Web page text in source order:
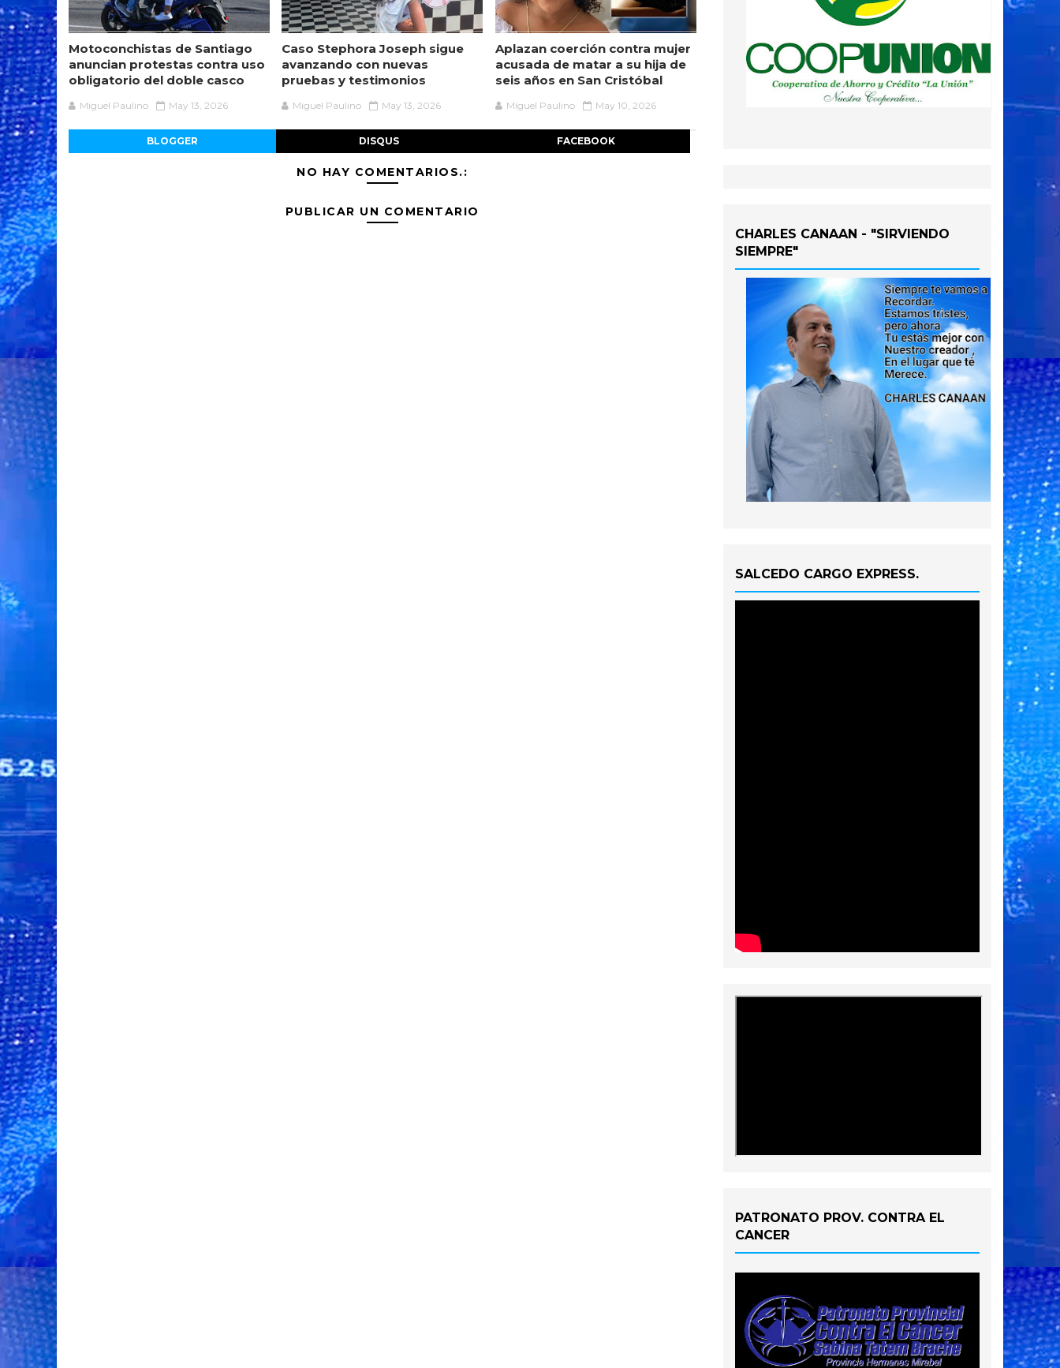
Motoconchistas de Santiago
anuncian protestas contra uso
obligatorio del doble casco
Miguel Paulino May 13, 2026
Caso Stephora Joseph sigue
avanzando con nuevas
pruebas y testimonios
Miguel Paulino May 13, 2026
Aplazan coerción contra mujer
acusada de matar a su hija de
seis años en San Cristóbal
Miguel Paulino May 10, 2026
BLOGGER DISQUS FACEBOOK
NO HAY COMENTARIOS.:
PUBLICAR UN COMENTARIO
CHARLES CANAAN - "SIRVIENDO
SIEMPRE"
SALCEDO CARGO EXPRESS.
PATRONATO PROV. CONTRA EL
CANCER